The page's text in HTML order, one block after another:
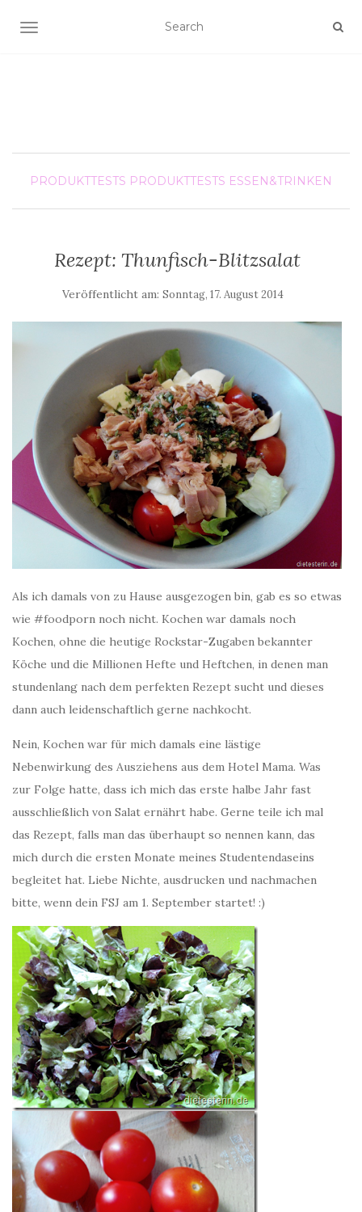
SCHALTE NAVIGATION
PRODUKTTESTS PRODUKTTESTS ESSEN&TRINKEN
Rezept: Thunfisch-Blitzsalat
Veröffentlicht am: Sonntag, 17. August 2014
Als ich damals von zu Hause ausgezogen bin, gab es so etwas
wie #foodporn noch nicht. Kochen war damals noch
Kochen, ohne die heutige Rockstar-Zugaben bekannter
Köche und die Millionen Hefte und Heftchen, in denen man
stundenlang nach dem perfekten Rezept sucht und dieses
dann auch leidenschaftlich gerne nachkocht.
Nein, Kochen war für mich damals eine lästige
Nebenwirkung des Ausziehens aus dem Hotel Mama. Was
zur Folge hatte, dass ich mich das erste halbe Jahr fast
ausschließlich von Salat ernährt habe. Gerne teile ich mal
das Rezept, falls man das überhaupt so nennen kann, das
mich durch die ersten Monate meines Studentendaseins
begleitet hat. Liebe Nichte, ausdrucken und nachmachen
bitte, wenn dein FSJ am 1. September startet! :)